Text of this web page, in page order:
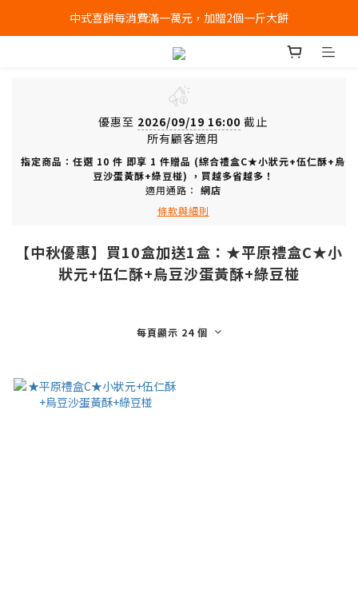
全店消費滿千免運 (不含冰淇淋冷凍宅配)
中式喜餅每消費滿一萬元，加贈2個一斤大餅
全店消費滿千免運 (不含冰淇淋冷凍宅配)
優惠至 2026/09/19 16:00 截止
所有顧客適用
指定商品：任選 10 件 即享 1 件贈品 (綜合禮盒C★小狀元+伍仁酥+烏
豆沙蛋黃酥+綠豆椪) ，買越多省越多！
適用通路： 網店
條款與細則
【中秋優惠】買10盒加送1盒：★平原禮盒C★小
狀元+伍仁酥+烏豆沙蛋黃酥+綠豆椪
每頁顯示 24 個